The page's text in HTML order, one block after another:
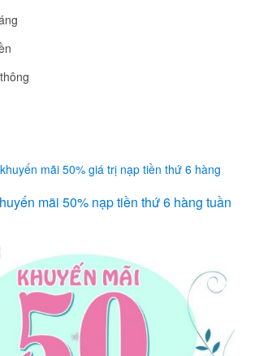
mãi 50% nạp tiền thứ 6 hàng tuần